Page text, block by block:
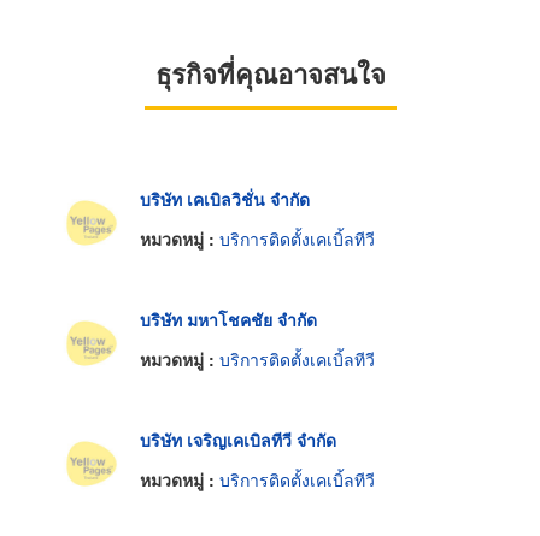
ธุรกิจที่คุณอาจสนใจ
บริษัท เคเบิลวิชั่น จำกัด
หมวดหมู่ : บริการติดตั้งเคเบิ้ลทีวี
บริษัท มหาโชคชัย จำกัด
หมวดหมู่ : บริการติดตั้งเคเบิ้ลทีวี
บริษัท เจริญเคเบิลทีวี จำกัด
หมวดหมู่ : บริการติดตั้งเคเบิ้ลทีวี